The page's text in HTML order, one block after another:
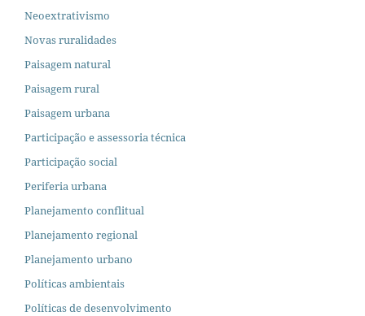
Neoextrativismo
Novas ruralidades
Paisagem natural
Paisagem rural
Paisagem urbana
Participação e assessoria técnica
Participação social
Periferia urbana
Planejamento conflitual
Planejamento regional
Planejamento urbano
Políticas ambientais
Políticas de desenvolvimento